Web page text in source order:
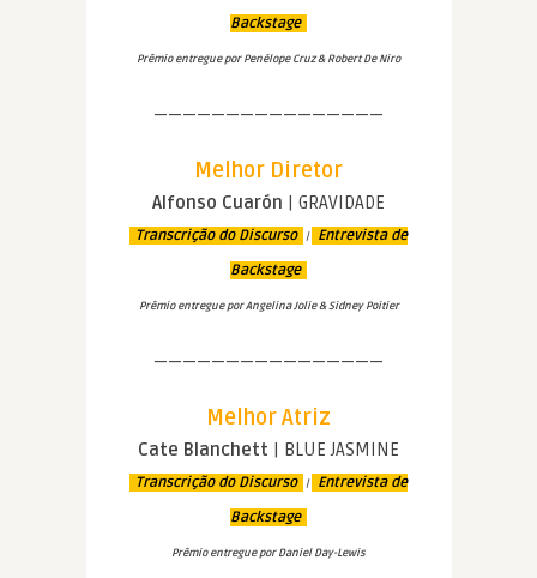
Backstage
Prêmio entregue por Penélope Cruz & Robert De Niro
————————————————
Melhor Diretor
Alfonso Cuarón | GRAVIDADE
Transcrição do Discurso |
Entrevista de
Backstage
Prêmio entregue por Angelina Jolie & Sidney Poitier
————————————————
Melhor Atriz
Cate Blanchett | BLUE JASMINE
Transcrição do Discurso |
Entrevista de
Backstage
Prêmio entregue por Daniel Day-Lewis